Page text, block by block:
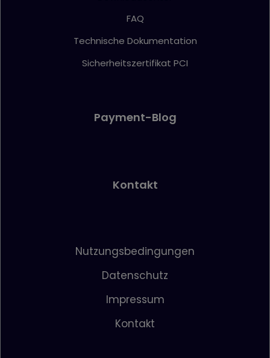
FAQ
Technische Dokumentation
Sicherheitszertifikat PCI
Payment-Blog
Kontakt
Nutzungsbedingungen
Datenschutz
Impressum
Kontakt